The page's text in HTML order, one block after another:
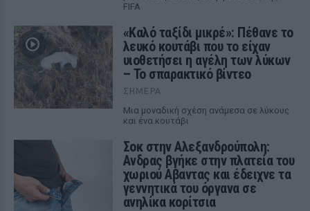
FIFA
«Καλό ταξίδι μικρέ»: Πέθανε το
λευκό κουτάβι που το είχαν
υιοθετήσει η αγέλη των λύκων
– Το σπαρακτικό βίντεο
ΣΉΜΕΡΑ
Μια μοναδική σχέση ανάμεσα σε λύκους
και ένα κουτάβι
Σοκ στην Αλεξανδρούπολη:
Ανδρας βγήκε στην πλατεία του
χωριού Αβαντας και έδειχνε τα
γεννητικά του όργανα σε
ανηλίκα κορίτσια